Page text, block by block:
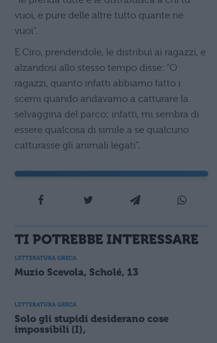
vuoi, e pure delle altre tutto quante ne
vuoi”.
E Ciro, prendendole, le distribuì ai ragazzi, e
alzandosi allo stesso tempo disse: “O
ragazzi, quanto infatti abbiamo fatto i
scemi quando andavamo a catturare la
selvaggina del parco; infatti, mi sembra di
essere qualcosa di simile a se qualcuno
catturasse gli animali legati”.
TI POTREBBE INTERESSARE
LETTERATURA GRECA
Muzio Scevola, Scholé, 13
LETTERATURA GRECA
Solo gli stupidi desiderano cose
impossibili (I),